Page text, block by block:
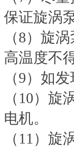
保证旋涡
（8）旋
高温度不
（9）如
（10）
电机。
（11）